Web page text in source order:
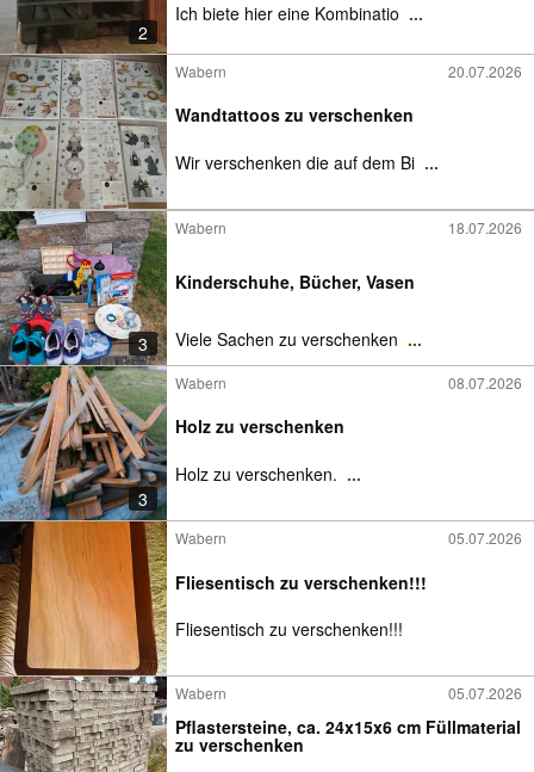
2
Ich biete hier eine Kombinatio ...
Wabern 20.07.2026
Wandtattoos zu verschenken
Wir verschenken die auf dem Bi ...
3
Wabern 18.07.2026
Kinderschuhe, Bücher, Vasen
Viele Sachen zu verschenken ...
3
Wabern 08.07.2026
Holz zu verschenken
Holz zu verschenken. ...
Wabern 05.07.2026
Fliesentisch zu verschenken!!!
Fliesentisch zu verschenken!!!
Wabern 05.07.2026
Pflastersteine, ca. 24x15x6 cm Füllmaterial
zu verschenken